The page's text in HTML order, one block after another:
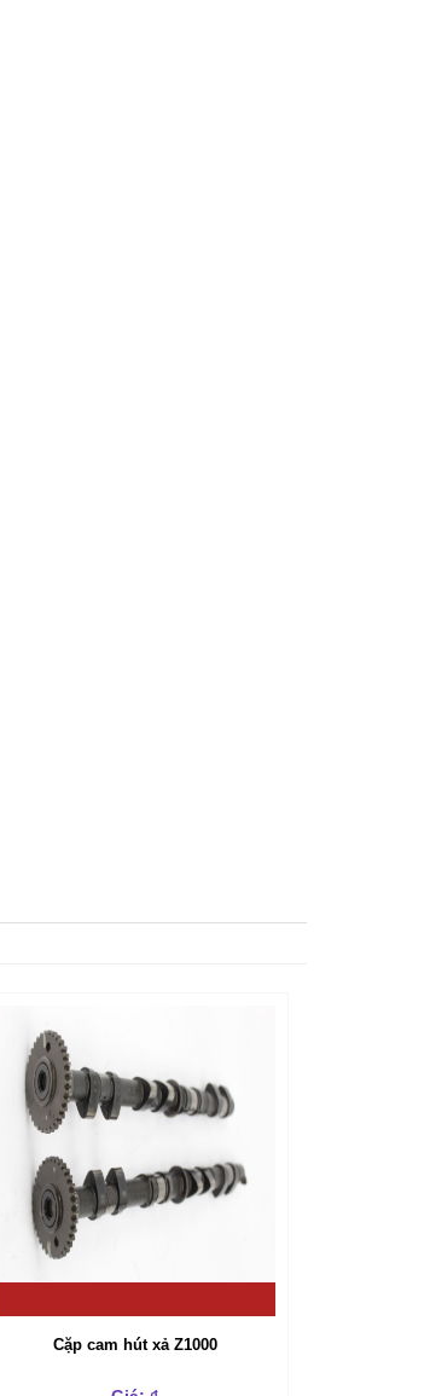
Cặp cam hút xả Z1000